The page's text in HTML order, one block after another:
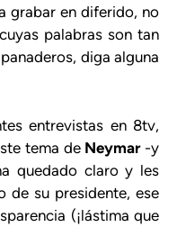
grabar en diferido, no
palabras son tan
diga alguna
entrevistas en 8tv,
tema de Neymar-y
quedado claro y les
de su presidente, ese
(¡lástima que